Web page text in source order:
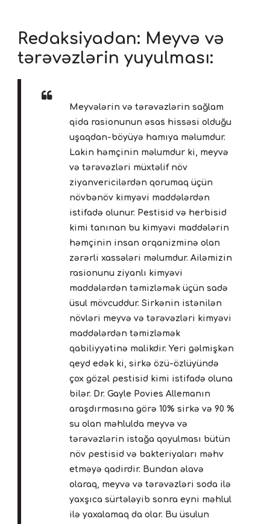
Redaksiyadan: Meyvə və
tərəvəzlərin yuyulması:
Meyvələrin və tərəvəzlərin sağlam
qida rasionunun əsas hissəsi olduğu
uşaqdan-böyüyə hamıya məlumdur.
Lakin həmçinin məlumdur ki, meyvə
və tərəvəzləri müxtəlif növ
ziyanvericilərdən qorumaq üçün
növbənöv kimyəvi maddələrdən
istifadə olunur. Pestisid və herbisid
kimi tanınan bu kimyəvi maddələrin
həmçinin insan orqanizminə olan
zərərli xassələri məlumdur. Ailəmizin
rasionunu ziyanlı kimyəvi
maddələrdən təmizləmək üçün sadə
üsul mövcuddur. Sirkənin istənilən
növləri meyvə və tərəvəzləri kimyəvi
maddələrdən təmizləmək
qabiliyyətinə malikdir. Yeri gəlmişkən
qeyd edək ki, sirkə özü-özlüyündə
çox gözəl pestisid kimi istifadə oluna
bilər. Dr. Gayle Povies Allemanın
araşdırmasına görə 10% sirkə və 90 %
su olan məhlulda meyvə və
tərəvəzlərin istağa qoyulması bütün
növ pestisid və bakteriyaları məhv
etməyə qadirdir. Bundan əlavə
olaraq, meyvə və tərəvəzləri soda ilə
yaxşıca sürtələyib sonra eyni məhlul
ilə yaxalamaq da olar. Bu üsulun